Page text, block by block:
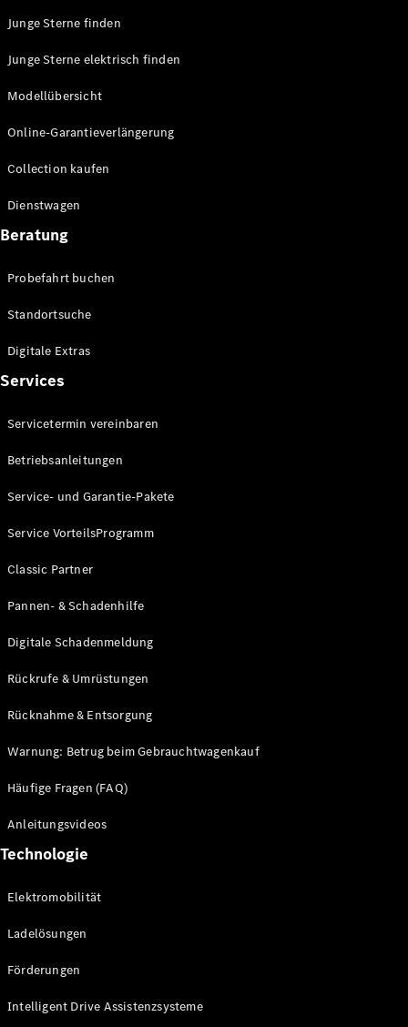
Übersicht
Fahren &
Assistenzsysteme
Fortschrittliche
Multimediasystem
Air Updates
Konzeptfahrzeuge
Nachhaltigkeit
Standortsuche
Events &
Driving
She's
Golf
Tennis
Laureus
Stiftung
Sporthilfe
Sylt
Junge Sterne finden
Junge Sterne elektrisch finden
Modellübersicht
Online-Garantieverlängerung
Collection kaufen
Dienstwagen
Beratung
Probefahrt buchen
Standortsuche
Digitale Extras
Services
Servicetermin vereinbaren
Betriebsanleitungen
Service- und Garantie-Pakete
Service VorteilsProgramm
Classic Partner
Pannen- & Schadenhilfe
Digitale Schadenmeldung
Rückrufe & Umrüstungen
Rücknahme & Entsorgung
Warnung: Betrug beim Gebrauchtwagenkauf
Häufige Fragen (FAQ)
Anleitungsvideos
Technologie
Elektromobilität
Ladelösungen
Förderungen
Intelligent Drive Assistenzsysteme